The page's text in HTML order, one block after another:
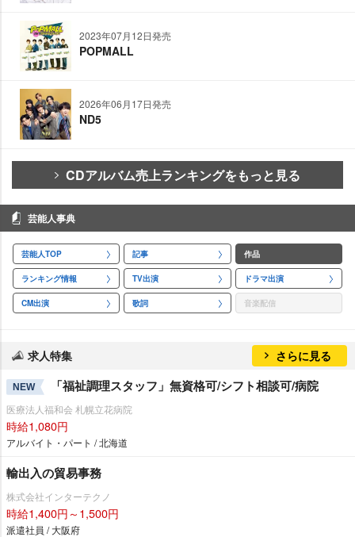
2023年07月12日発売
POPMALL
2026年06月17日発売
ND5
CDアルバム売上ランキングをもっと見る
芸能人事典
芸能人TOP 記事 作品
ランキング情報 TV出演 ドラマ出演
CM出演 歌詞 音楽配信
求人特集 さらに見る
NEW 「福祉調理スタッフ」無資格可/シフト相談可/病院
医療法人福和会 札幌立花病院
時給1,080円
アルバイト・パート / 北海道
輸出入の貿易事務
株式会社インターテクノ
時給1,400円～1,500円
派遣社員 / 大阪府